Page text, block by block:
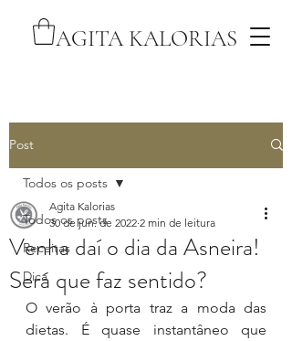
AGITA KALORIAS
Post
Todos os posts
Receitas
Dica
Todos os posts
Venha daí o dia da Asneira!
Será que faz sentido?
Agita Kalorias
30 de jun. de 2022 2 min de leitura
O verão à porta traz a moda das
dietas. É quase instantâneo que